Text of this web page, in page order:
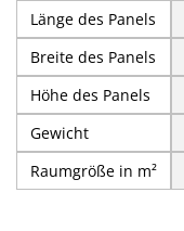
Länge des Panels
Breite des Panels
Höhe des Panels
Gewicht
Raumgröße in m²